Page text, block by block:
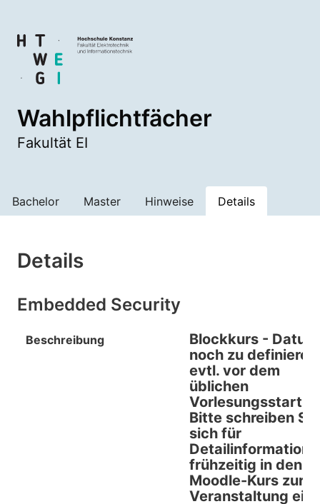
Wahlpflichtfächer
Fakultät EI
Bachelor Master Hinweise Details
Details
Embedded Security
Beschreibung
Blockkurs - Datum
noch zu
evtl. vor dem
üblichen
Vorlesungsstart.
Bitte schreiben Sie
sich für
frühzeitig in den
Moodle-Kurs zur
Veranstaltung ein.